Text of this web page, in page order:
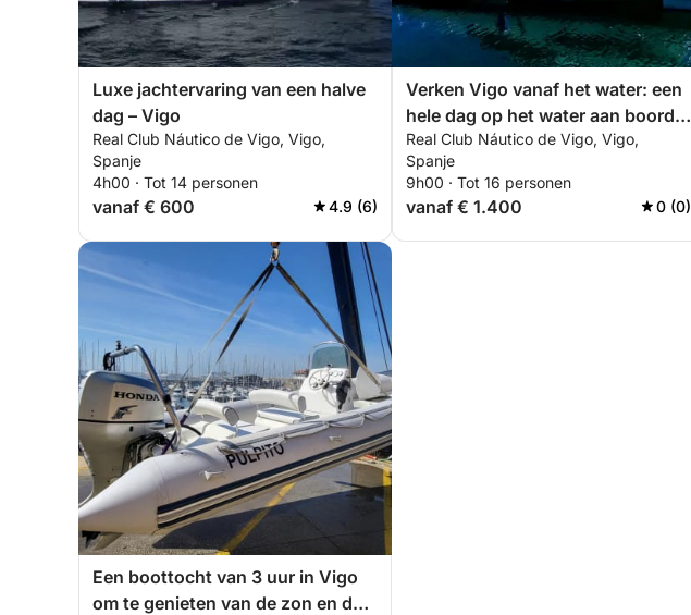
Luxe jachtervaring van een halve
dag – Vigo
Real Club Náutico de Vigo, Vigo,
Spanje
4h00 · Tot 14 personen
vanaf € 600 4.9 (6)
Verken Vigo vanaf het water: een
hele dag op het water aan boord
van een motorboot.
Real Club Náutico de Vigo, Vigo,
Spanje
9h00 · Tot 16 personen
vanaf € 1.400 0 (0)
Een boottocht van 3 uur in Vigo
om te genieten van de zon en de